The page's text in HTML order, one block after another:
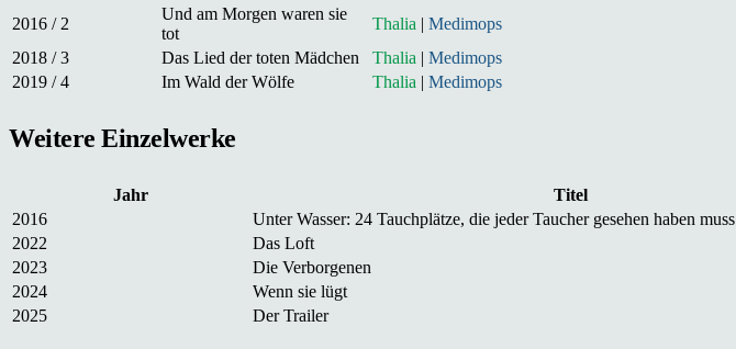
2016 / 2
Und am Morgen waren sie
tot
Thalia | Medimops
2018 / 3
Das Lied der toten Mädchen Thalia | Medimops
2019 / 4
Im Wald der Wölfe Thalia | Medimops
Weitere Einzelwerke
Jahr Titel
2016
Unter Wasser: 24 Tauchplätze, die jeder Taucher gesehen haben muss
2022
Das Loft
2023
Die Verborgenen
2024
Wenn sie lügt
2025
Der Trailer